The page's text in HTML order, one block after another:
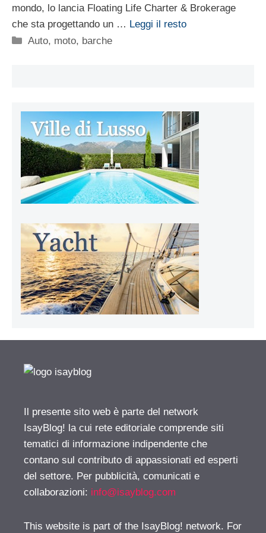
mondo, lo lancia Floating Life Charter & Brokerage
che sta progettando un … Leggi il resto
Categorie
Auto, moto, barche
Il presente sito web è parte del network
IsayBlog! la cui rete editoriale comprende siti
tematici di informazione indipendente che
contano sul contributo di appassionati ed esperti
del settore. Per pubblicità, comunicati e
collaborazioni: info@isayblog.com
This website is part of the IsayBlog! network. For